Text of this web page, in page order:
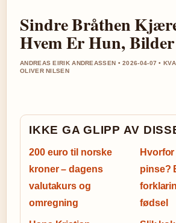
Sindre Bråthen
Hvem Er Hun,
ANDREAS EIRIK ANDREASSEN • 2026-04-07 •
OLIVER NILSEN
IKKE GA GLIPP AV
200 euro til norske
kroner – dagens
valutakurs og
omregning
pinse?
fødsel